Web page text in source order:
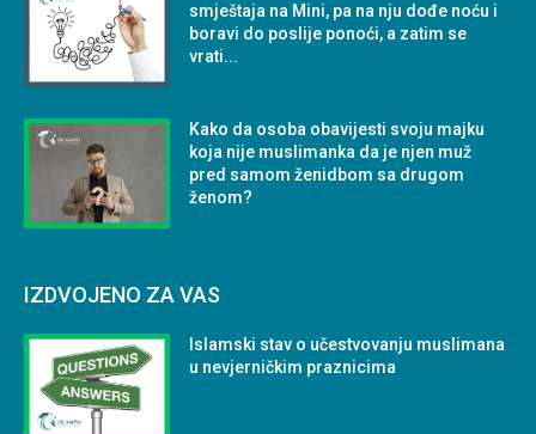
smještaja na Mini, pa na nju dođe noću i
boravi do poslije ponoći, a zatim se
vrati...
Kako da osoba obavijesti svoju majku
koja nije muslimanka da je njen muž
pred samom ženidbom sa drugom
ženom?
IZDVOJENO ZA VAS
Islamski stav o učestvovanju muslimana
u nevjerničkim praznicima